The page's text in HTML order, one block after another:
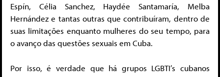
Espín, Célia Sanchez, Haydée Santamaría, Melba
Hernández e tantas outras que contribuíram, dentro de
suas limitações enquanto mulheres do seu tempo, para
o avanço das questões sexuais em Cuba.
Por isso, é verdade que há grupos LGBTI’s cubanos